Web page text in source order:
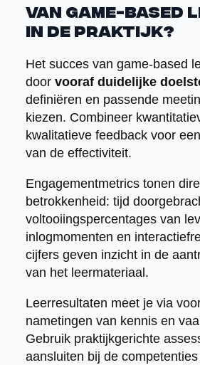
van game-based
in de praktijk?
Het succes van game-based
door vooraf duidelijke
definiëren en passende
kiezen. Combineer
kwalitatieve feedback voor
van de effectiviteit.
Engagementmetrics tonen
betrokkenheid: tijd
voltooiingspercentages van
inlogmomenten en
cijfers geven inzicht in de
van het leermateriaal.
Leerresultaten meet je via
nametingen van kennis en
Gebruik praktijkgerichte
aansluiten bij de